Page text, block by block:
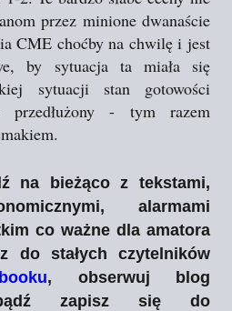
przez minione dwanaście
CME choćby na chwilę i jest
by sytuacja ta miała się
sytuacji stan gotowości
przedłużony - tym razem
na bieżąco z tekstami,
alarmami
co ważne dla amatora
do stałych czytelników
, obserwuj blog
zapisz się do